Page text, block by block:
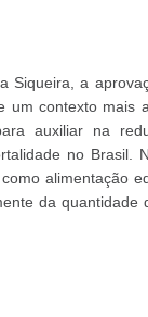
Siqueira, a
um contexto mais
auxiliar na
no Brasil.
alimentação
da quantidade